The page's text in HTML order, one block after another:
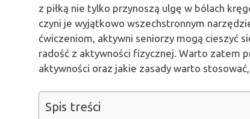
z piłką nie tylko przynoszą ulgę w bólach
czyni je wyjątkowo wszechstronnym
ćwiczeniom, aktywni seniorzy mogą cieszyć
radość z aktywności fizycznej. Warto zatem
aktywności oraz jakie zasady warto
Spis treści